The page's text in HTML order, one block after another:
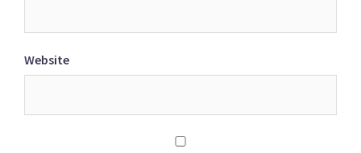
Website